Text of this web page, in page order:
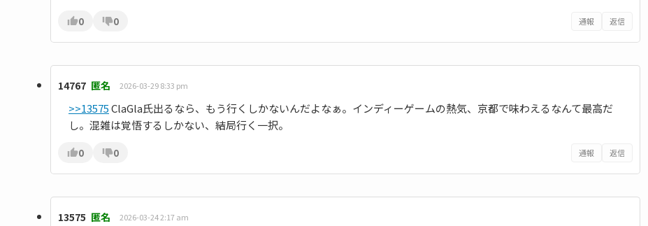
0 0 通報 返信
14767 匿名 2026-03-29 8:33 pm
>>13575ClaGla氏出るなら、もう行くしかないんだよなぁ。インディーゲームの熱気、京都で味わえるなんて最高だ
し。混雑は覚悟するしかない、結局行く一択。
0 0 通報 返信
13575 匿名 2026-03-24 2:17 am